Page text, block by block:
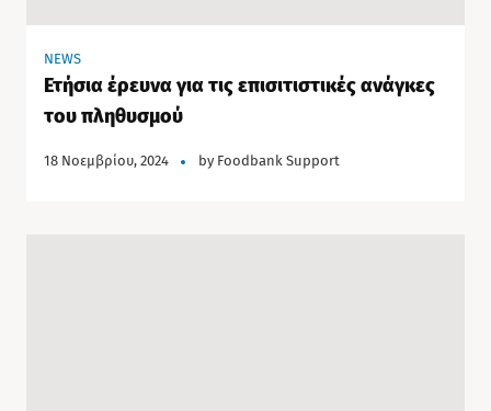
NEWS
Ετήσια έρευνα για τις επισιτιστικές ανάγκες
του πληθυσμού
18 Νοεμβρίου, 2024 by Foodbank Support